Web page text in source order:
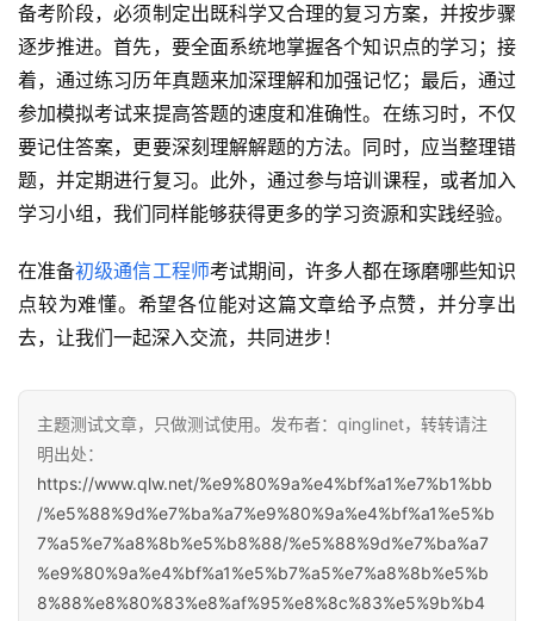
备考阶段，必须制定出既科学又合理的复习方案，并按步骤
逐步推进。首先，要全面系统地掌握各个知识点的学习；接
着，通过练习历年真题来加深理解和加强记忆；最后，通过
参加模拟考试来提高答题的速度和准确性。在练习时，不仅
要记住答案，更要深刻理解解题的方法。同时，应当整理错
题，并定期进行复习。此外，通过参与培训课程，或者加入
学习小组，我们同样能够获得更多的学习资源和实践经验。
在准备初级通信工程师考试期间，许多人都在琢磨哪些知识
点较为难懂。希望各位能对这篇文章给予点赞，并分享出
去，让我们一起深入交流，共同进步！
主题测试文章，只做测试使用。发布者：qinglinet，转转请注
明出处：
https://www.qlw.net/%e9%80%9a%e4%bf%a1%e7%b1%bb
/%e5%88%9d%e7%ba%a7%e9%80%9a%e4%bf%a1%e5%b
7%a5%e7%a8%8b%e5%b8%88/%e5%88%9d%e7%ba%a7
%e9%80%9a%e4%bf%a1%e5%b7%a5%e7%a8%8b%e5%b
8%88%e8%80%83%e8%af%95%e8%8c%83%e5%9b%b4